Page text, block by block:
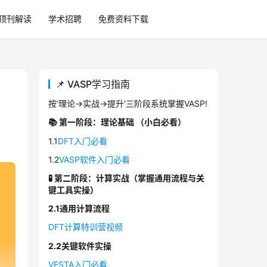
刊解读 学术招聘 免费资料下载
📌 VASP学习指南
按‘理论→实战→提升’三阶段系统掌握VASP!
📚 第一阶段：理论基础 （小白必看）
1.1DFT入门必看
1.2VASP软件入门必看
🧪 第二阶段：计算实战（掌握通用流程与关
键工具实操）
2.1通用计算流程
DFT计算特训营视频
2.2关键软件实操
VESTA入门必看